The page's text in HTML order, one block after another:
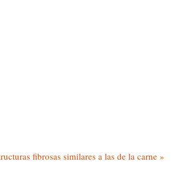
fibrosas similares a las de la carne »